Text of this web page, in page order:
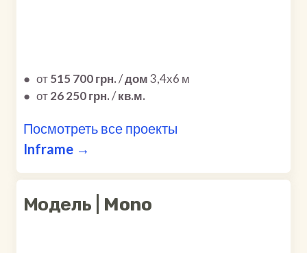
● от515 700 грн./дом3,4х6 м
● от26 250 грн./кв.м.
Посмотреть все проекты
Inframe →
Модель | Mono